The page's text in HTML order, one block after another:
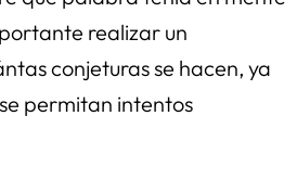
realizar un
conjeturas se hacen, ya
permitan intentos